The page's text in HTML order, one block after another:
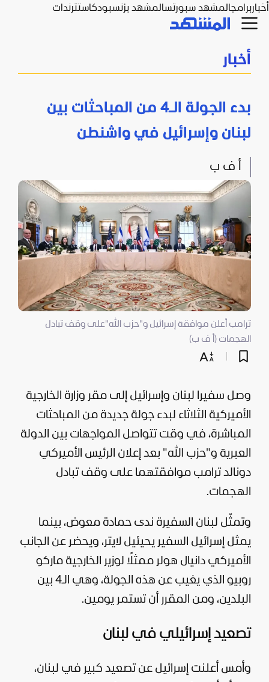
أخباربرامجالمشهد سبورتسالمشهد بزنسبودكاستترندات
أخبار
بدء الجولة الـ4 من المباحثات بين
لبنان وإسرائيل في واشنطن
أ ف ب
ترامب أعلن موافقة إسرائيل و"حزب الله"على وقف تبادل
الهجمات (أ ف ب)
وصل سفيرا لبنان وإسرائيل إلى مقر وزارة الخارجية
الأميركية الثلاثاء لبدء جولة جديدة من المباحثات
المباشرة، في وقت تتواصل المواجهات بين الدولة
العبرية و"حزب الله" بعد إعلان الرئيس الأميركي
دونالد ترامب موافقتهما على وقف تبادل
الهجمات.
وتمثّل لبنان السفيرة ندى حمادة معوض، بينما
يمثل إسرائيل السفير يحيئيل لايتر، ويحضر عن الجانب
الأميركي دانيال هولر ممثلًا لوزير الخارجية ماركو
روبيو الذي يغيب عن هذه الجولة، وهي الـ4 بين
البلدين، ومن المقرر أن تستمر يومين.
تصعيد إسرائيلي في لبنان
وأمس أعلنت إسرائيل عن تصعيد كبير في لبنان،